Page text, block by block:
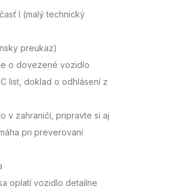
I (malý technický
preukaz)
o dovezené vozidlo
list, doklad o odhlásení z
v zahraničí, pripravte si aj
pri preverovaní
oplatí vozidlo detailne